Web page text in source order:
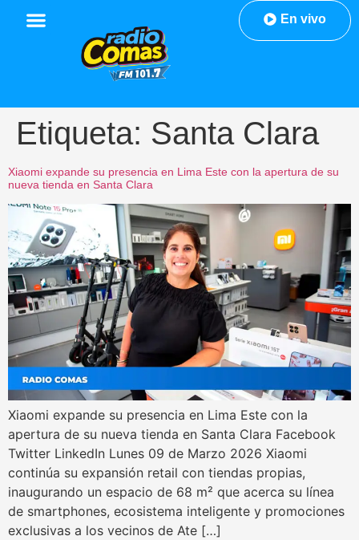
En vivo
Etiqueta: Santa Clara
Xiaomi expande su presencia en Lima Este con la apertura de su
nueva tienda en Santa Clara
Xiaomi expande su presencia en Lima Este con la
apertura de su nueva tienda en Santa Clara Facebook
Twitter LinkedIn Lunes 09 de Marzo 2026 Xiaomi
continúa su expansión retail con tiendas propias,
inaugurando un espacio de 68 m² que acerca su línea
de smartphones, ecosistema inteligente y promociones
exclusivas a los vecinos de Ate […]